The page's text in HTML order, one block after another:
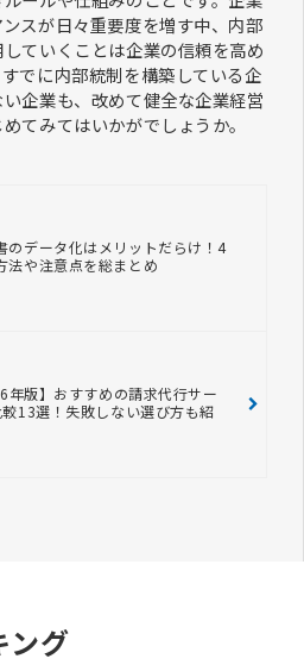
スが日々重要度を増す中、内部
ていくことは企業の信頼を高め
でに内部統制を構築している企
企業も、改めて健全な企業経営
てみてはいかがでしょうか。
のデータ化はメリットだらけ！4
法や注意点を総まとめ
年版】おすすめの請求代行サー
較13選！失敗しない選び方も紹
ング